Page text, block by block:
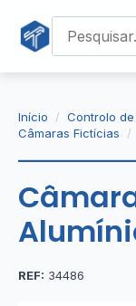
Início Controlo
Câmaras Fictícias
REF: 34486